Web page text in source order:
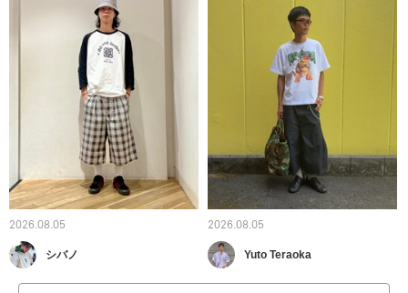
2026.08.05
シバノ
2026.08.05
Yuto Teraoka